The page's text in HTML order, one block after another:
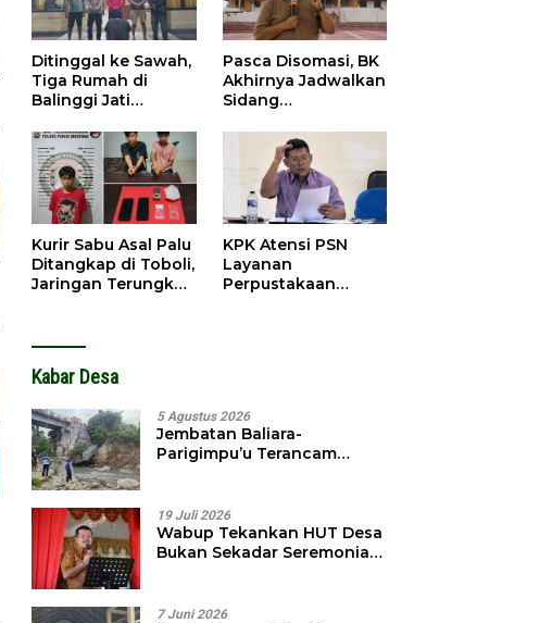
Ditinggal ke Sawah,
Tiga Rumah di
Balinggi Jati
Ditangkap Dini Hari
Pasca Disomasi, BK
Akhirnya Jadwalkan
Sidang
Terhadap Selpina
Kurir Sabu Asal Palu
Ditangkap di Toboli,
Jaringan Terungkap
KPK Atensi PSN
Layanan
Perpustakaan
Kabar Desa
5 Agustus 2026
Jembatan Baliara-
Parigimpu’u Terancam
19 Juli 2026
Wabup Tekankan HUT Desa
Bukan Sekadar Seremonial,
7 Juni 2026